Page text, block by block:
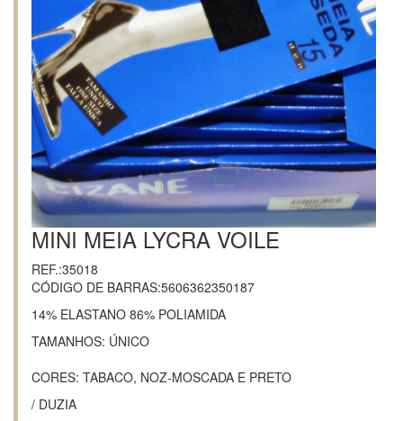
MINI MEIA LYCRA VOILE
REF.:35018
CÓDIGO DE BARRAS:5606362350187
14% ELASTANO 86% POLIAMIDA
TAMANHOS: ÚNICO
CORES: TABACO, NOZ-MOSCADA E PRETO
/ DUZIA